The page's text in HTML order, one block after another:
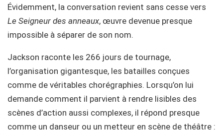
Évidemment, la conversation revient sans cesse vers
Le Seigneur des anneaux, œuvre devenue presque
impossible à séparer de son nom.
Jackson raconte les 266 jours de tournage,
l’organisation gigantesque, les batailles conçues
comme de véritables chorégraphies. Lorsqu’on lui
demande comment il parvient à rendre lisibles des
scènes d’action aussi complexes, il répond presque
comme un danseur ou un metteur en scène de théâtre :